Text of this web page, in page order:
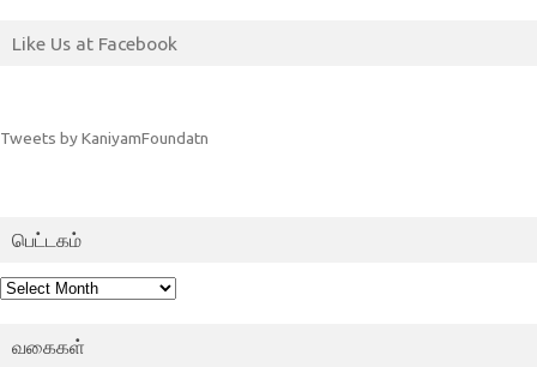
Like Us at Facebook
Tweets by KaniyamFoundatn
பெட்டகம்
பெட்டகம்
வகைகள்